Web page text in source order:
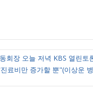
회장 오늘 저녁 KBS 열린토
료비만 증가할 뿐"(이상운